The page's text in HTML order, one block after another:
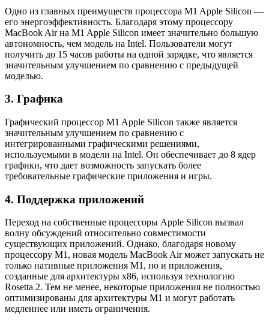
Одно из главных преимуществ процессора M1 Apple Silicon —
его энергоэффективность. Благодаря этому процессору
MacBook Air на M1 Apple Silicon имеет значительно большую
автономность, чем модель на Intel. Пользователи могут
получить до 15 часов работы на одной зарядке, что является
значительным улучшением по сравнению с предыдущей
моделью.
3. Графика
Графический процессор M1 Apple Silicon также является
значительным улучшением по сравнению с
интегрированными графическими решениями,
используемыми в модели на Intel. Он обеспечивает до 8 ядер
графики, что дает возможность запускать более
требовательные графические приложения и игры.
4. Поддержка приложений
Переход на собственные процессоры Apple Silicon вызвал
волну обсуждений относительно совместимости
существующих приложений. Однако, благодаря новому
процессору M1, новая модель MacBook Air может запускать не
только нативные приложения M1, но и приложения,
созданные для архитектуры x86, используя технологию
Rosetta 2. Тем не менее, некоторые приложения не полностью
оптимизированы для архитектуры M1 и могут работать
медленнее или иметь ограничения.